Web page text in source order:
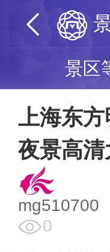
景区
上海东
夜景高
mg510700
0